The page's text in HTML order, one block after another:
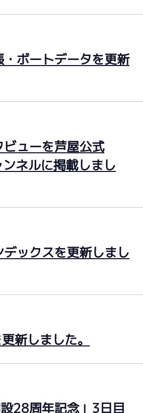
ボートデータを更新
ューを芦屋公式
ネルに掲載しまし
ックスを更新しまし
新しました。
設28周年記念」3日目